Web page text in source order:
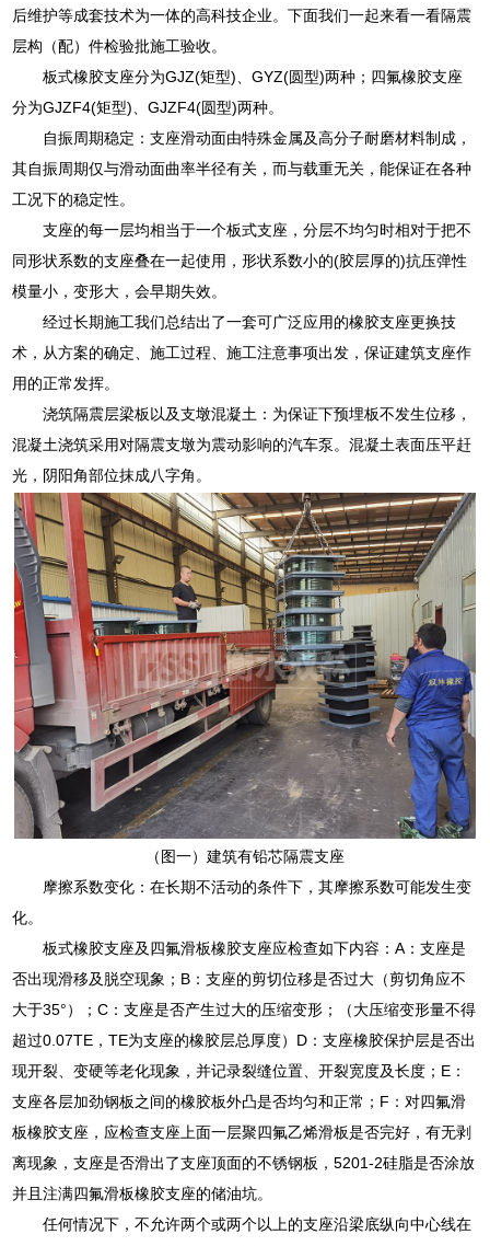
后维护等成套技术为一体的高科技企业。下面我们一起来看一看隔震
层构（配）件检验批施工验收。
板式橡胶支座分为GJZ(矩型)、GYZ(圆型)两种；四氟橡胶支座
分为GJZF4(矩型)、GJZF4(圆型)两种。
自振周期稳定：支座滑动面由特殊金属及高分子耐磨材料制成，
其自振周期仅与滑动面曲率半径有关，而与载重无关，能保证在各种
工况下的稳定性。
支座的每一层均相当于一个板式支座，分层不均匀时相对于把不
同形状系数的支座叠在一起使用，形状系数小的(胶层厚的)抗压弹性
模量小，变形大，会早期失效。
经过长期施工我们总结出了一套可广泛应用的橡胶支座更换技
术，从方案的确定、施工过程、施工注意事项出发，保证建筑支座作
用的正常发挥。
浇筑隔震层梁板以及支墩混凝土：为保证下预埋板不发生位移，
混凝土浇筑采用对隔震支墩为震动影响的汽车泵。混凝土表面压平赶
光，阴阳角部位抹成八字角。
（图一）建筑有铅芯隔震支座
摩擦系数变化：在长期不活动的条件下，其摩擦系数可能发生变
化。
板式橡胶支座及四氟滑板橡胶支座应检查如下内容：A：支座是
否出现滑移及脱空现象；B：支座的剪切位移是否过大（剪切角应不
大于35°）；C：支座是否产生过大的压缩变形；（大压缩变形量不得
超过0.07TE，TE为支座的橡胶层总厚度）D：支座橡胶保护层是否出
现开裂、变硬等老化现象，并记录裂缝位置、开裂宽度及长度；E：
支座各层加劲钢板之间的橡胶板外凸是否均匀和正常；F：对四氟滑
板橡胶支座，应检查支座上面一层聚四氟乙烯滑板是否完好，有无剥
离现象，支座是否滑出了支座顶面的不锈钢板，5201-2硅脂是否涂放
并且注满四氟滑板橡胶支座的储油坑。
任何情况下，不允许两个或两个以上的支座沿梁底纵向中心线在